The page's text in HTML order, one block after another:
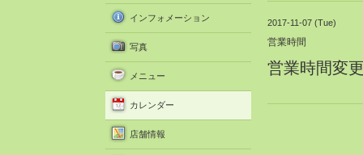
2017-11-07 (Tue)
営業時間
営業時間変
インフォメーション
写真
メニュー
カレンダー
店舗情報